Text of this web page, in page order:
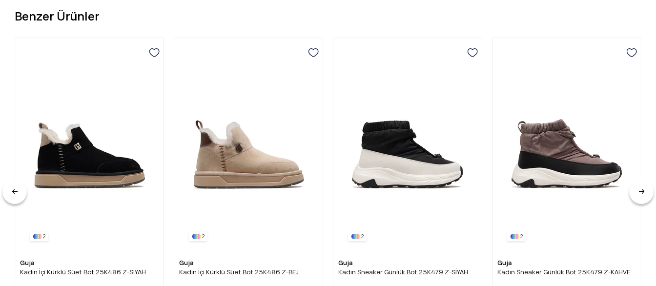
Benzer Ürünler
2
Guja
Kadın İçi Kürklü Süet Bot 25K486 Z-SİYAH
2
Guja
Kadın İçi Kürklü Süet Bot 25K486 Z-BEJ
2
Guja
Kadın Sneaker Günlük Bot 25K479 Z-SİYAH
2
Guja
Kadın Sneaker Günlük Bot 25K479 Z-KAHVE